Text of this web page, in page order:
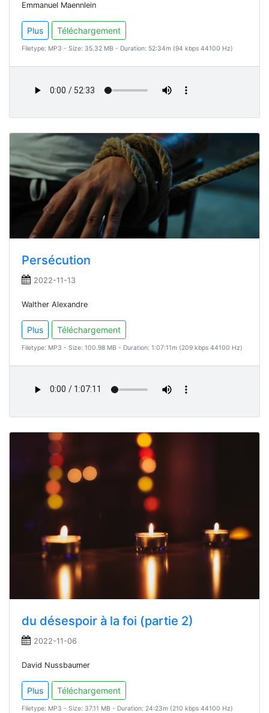
Emmanuel Maennlein
Plus Téléchargement
Filetype: MP3 - Size: 35.32 MB - Duration: 52:34m (94 kbps 44100 Hz)
Persécution
2022-11-13
Walther Alexandre
Plus Téléchargement
Filetype: MP3 - Size: 100.98 MB - Duration: 1:07:11m (209 kbps 44100 Hz)
du désespoir à la foi (partie 2)
2022-11-06
David Nussbaumer
Plus Téléchargement
Filetype: MP3 - Size: 37.11 MB - Duration: 24:23m (210 kbps 44100 Hz)